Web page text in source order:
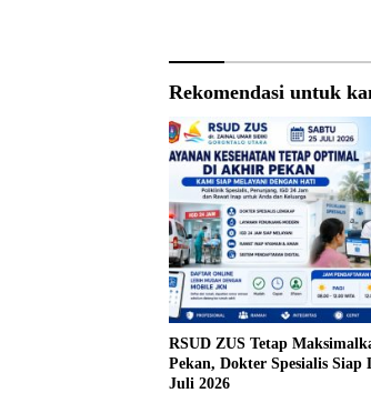
Rekomendasi untuk
RSUD ZUS Tetap
Pekan, Dokter Spesialis Siap
Juli 2026